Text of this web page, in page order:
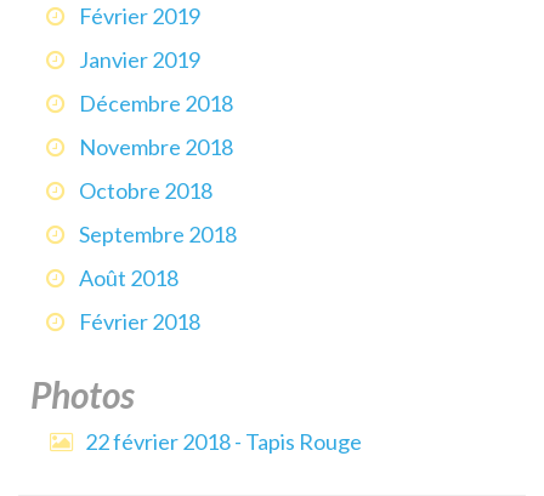
Février 2019
Janvier 2019
Décembre 2018
Novembre 2018
Octobre 2018
Septembre 2018
Août 2018
Février 2018
Photos
22 février 2018 - Tapis Rouge